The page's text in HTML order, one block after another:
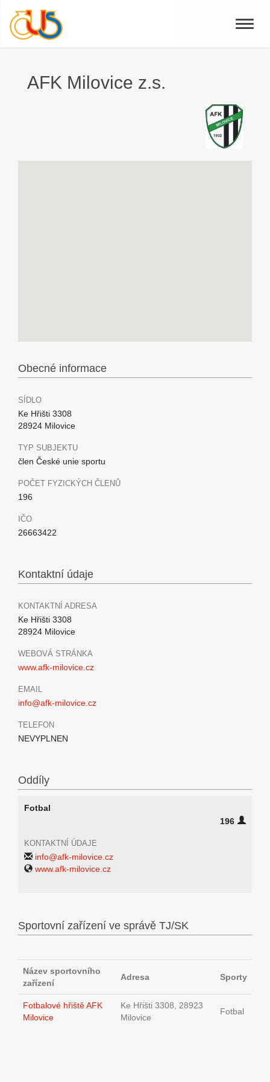
Toggle
AFK Milovice z.s.
Obecné informace
SÍDLO
Ke Hřišti 3308
28924 Milovice
TYP SUBJEKTU
člen České unie sportu
POČET FYZICKÝCH ČLENŮ
196
IČO
26663422
Kontaktní údaje
KONTAKTNÍ ADRESA
Ke Hřišti 3308
28924 Milovice
WEBOVÁ STRÁNKA
www.afk-milovice.cz
EMAIL
info@afk-milovice.cz
TELEFON
NEVYPLNEN
Oddíly
Fotbal
196
KONTAKTNÍ ÚDAJE
info@afk-milovice.cz
www.afk-milovice.cz
Sportovní zařízení ve správě TJ/SK
Název sportovního
zařízení
Adresa Sporty
Fotbalové hřiště AFK
Milovice
Ke Hřišti 3308, 28923
Milovice
Fotbal